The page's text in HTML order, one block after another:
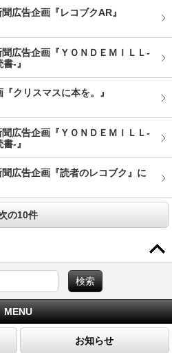
広告企画『レコブクAR』
広告企画『ＹＯＮＤＥＭＩＬＬ-
-』
クリスマスに本を。』
広告企画『ＹＯＮＤＥＭＩＬＬ-
-』
広告企画『読者のレコブク』に
の10件
MENU
お知らせ